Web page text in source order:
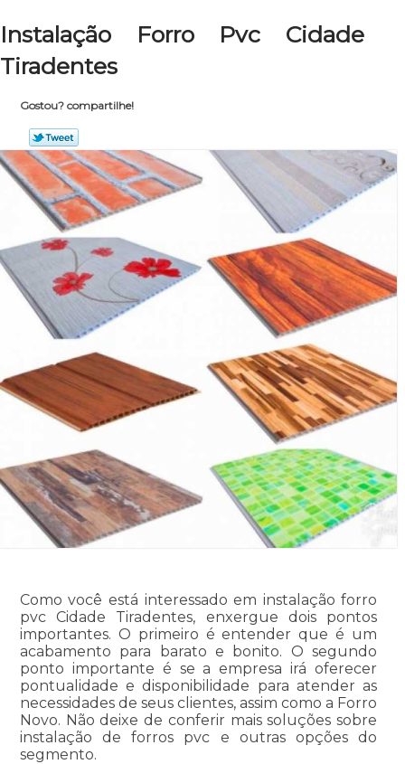
Instalação Forro Pvc Cidade
Tiradentes
Gostou? compartilhe!
Como você está interessado em instalação forro
pvc Cidade Tiradentes, enxergue dois pontos
importantes. O primeiro é entender que é um
acabamento para barato e bonito. O segundo
ponto importante é se a empresa irá oferecer
pontualidade e disponibilidade para atender as
necessidades de seus clientes, assim como a Forro
Novo. Não deixe de conferir mais soluções sobre
instalação de forros pvc e outras opções do
segmento.